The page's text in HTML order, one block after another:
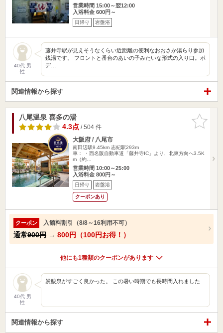
営業時間 15:00～翌12:00
入浴料金 600円～
日帰り 岩盤浴
40代 男
性
藤井寺駅が見えそうなくらい近距離の便利なおおさか湯らり参加
銭湯です。 フロントと番台のあいの子みたいな形式の入り口。ボ
デ…
関連情報から探す
お気に入
りに追加
八尾温泉 喜多の湯
4.3点/ 504 件
大阪府 / 八尾市
南田辺駅9.45km 志紀駅293m
車： ・西名阪自動車道「藤井寺IC」より、北東方向へ3.5K
m（約…
営業時間 10:00～25:00
入浴料金 800円～
日帰り 岩盤浴
クーポンあり
クーポン 入館料割引（8/8～16利用不可）
通常900円 → 800円（100円お得！）
他にも1種類のクーポンがあります
40代 男
性
炭酸泉がすごく良かった。 この暑い時期でも長時間入れました
関連情報から探す